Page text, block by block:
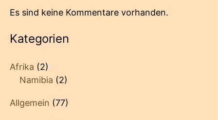
Es sind keine Kommentare vorhanden.
Kategorien
Afrika (2)
Namibia (2)
Allgemein (77)